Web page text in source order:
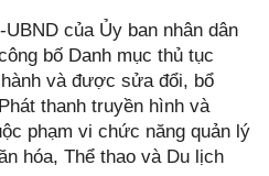
của Ủy ban nhân dân
bố Danh mục thủ tục
và được sửa đổi, bổ
thanh truyền hình và
phạm vi chức năng quản lý
hóa, Thể thao và Du lịch